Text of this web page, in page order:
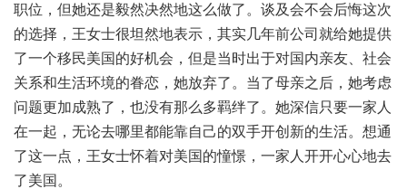
职位，但她还是毅然决然地这么做了。谈及会不会后悔这次
的选择，王女士很坦然地表示，其实几年前公司就给她提供
了一个移民美国的好机会，但是当时出于对国内亲友、社会
关系和生活环境的眷恋，她放弃了。当了母亲之后，她考虑
问题更加成熟了，也没有那么多羁绊了。她深信只要一家人
在一起，无论去哪里都能靠自己的双手开创新的生活。想通
了这一点，王女士怀着对美国的憧憬，一家人开开心心地去
了美国。